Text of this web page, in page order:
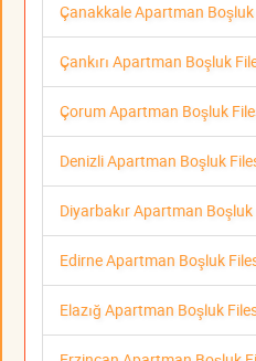
Çanakkale Apartman
Çankırı Apartman Boşluk
Çorum Apartman Boşluk
Denizli Apartman Boşluk
Diyarbakır Apartman
Edirne Apartman Boşluk
Elazığ Apartman Boşluk